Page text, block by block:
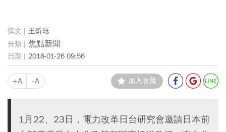
王炘珏
焦點新聞
2018-01-26 09:56
+A -A 加入收藏
1月22、23日，電力改革日台研究會邀請日本前